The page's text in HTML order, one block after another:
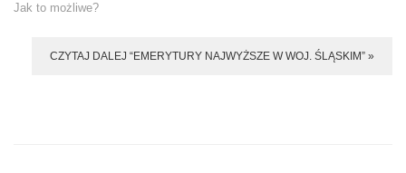
Jak to możliwe?
CZYTAJ DALEJ “EMERYTURY NAJWYŻSZE W WOJ. ŚLĄSKIM” »